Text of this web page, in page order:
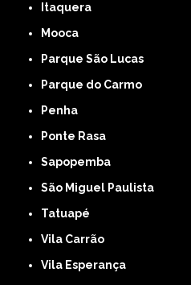
Itaquera
Mooca
Parque São Lucas
Parque do Carmo
Penha
Ponte Rasa
Sapopemba
São Miguel Paulista
Tatuapé
Vila Carrão
Vila Esperança